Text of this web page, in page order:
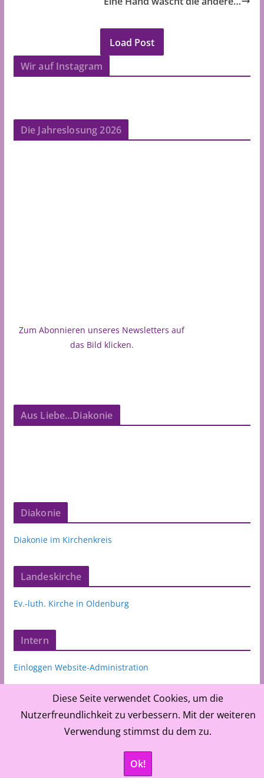
Load Post
Wir auf Instagram
Die Jahreslosung 2026
Zum Abonnieren unseres Newsletters auf
das Bild klicken.
Aus Liebe…Diakonie
Diakonie
Diakonie im Kirchenkreis
Landeskirche
Ev.-luth. Kirche in Oldenburg
Intern
Einloggen Website-Administration
Ev.-luth. Kirchenkreis Oldenburger Münsterland,
Diese Seite verwendet Cookies, um die
Nutzerfreundlichkeit zu verbessern. Mit der weiteren
Verwendung stimmst du dem zu.
Ok!